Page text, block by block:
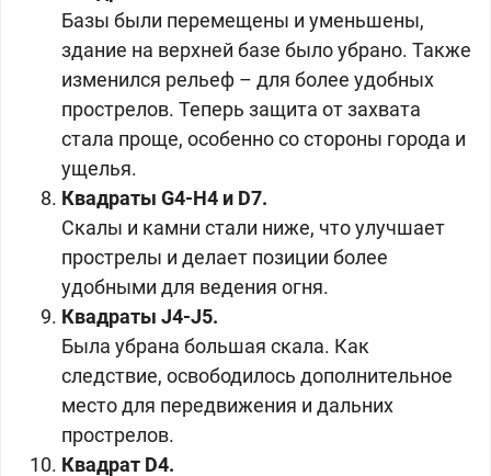
Базы были перемещены и уменьшены,
здание на верхней базе было убрано. Также
изменился рельеф – для более удобных
прострелов. Теперь защита от захвата
стала проще, особенно со стороны города и
ущелья.
Квадраты G4-H4 и D7.
Скалы и камни стали ниже, что улучшает
прострелы и делает позиции более
удобными для ведения огня.
Квадраты J4-J5.
Была убрана большая скала. Как
следствие, освободилось дополнительное
место для передвижения и дальних
прострелов.
Квадрат D4.